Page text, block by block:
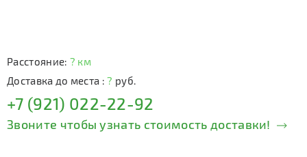
Расстояние: ? км
Доставка до места :? руб.
+7 (921) 022-22-92
Звоните чтобы узнать стоимость доставки!